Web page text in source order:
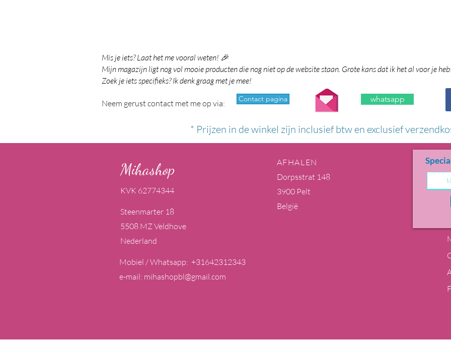
Mis je iets? Laat het me vooral weten! 🎉
Mijn magazijn ligt nog vol mooie producten die nog niet op de website staan. Grote kans dat ik het al voor je
Zoek je iets specifieks? Ik denk graag met je mee!
Neem gerust contact met me op via: Contact pagina whatsapp
* Prijzen in de winkel zijn inclusief btw en exclusief
Mihashop
KVK 62774344
Steenmarter 18
5508 MZ Veldhove
Nederland
Mobiel / Whatsapp: +31642312343
e-mail: mihashopbl@gmail.com
AFHALEN
Dorpsstrat 148
3900 Pelt
België